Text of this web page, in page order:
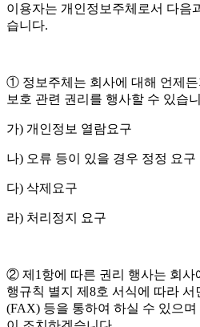
이용자는 개인정보주체로서 다음
습니다.
① 정보주체는 회사에 대해 언제든
보호 관련 권리를 행사할 수 있습
가) 개인정보 열람요구
나) 오류 등이 있을 경우 정정 요구
다) 삭제요구
라) 처리정지 요구
② 제1항에 따른 권리 행사는 회사
행규칙 별지 제8호 서식에 따라
(FAX) 등을 통하여 하실 수 있으